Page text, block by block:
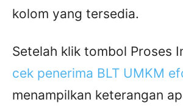
kolom yang tersedia.
Setelah klik tombol Proses
cek penerima BLT UMKM
menampilkan keterangan